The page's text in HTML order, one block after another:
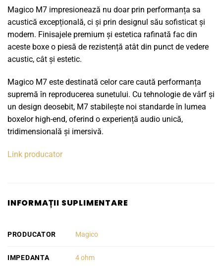
Magico M7 impresionează nu doar prin performanța sa
acustică excepțională, ci și prin designul său sofisticat și
modern. Finisajele premium și estetica rafinată fac din
aceste boxe o piesă de rezistență atât din punct de vedere
acustic, cât și estetic.
Magico M7 este destinată celor care caută performanța
supremă în reproducerea sunetului. Cu tehnologie de vârf și
un design deosebit, M7 stabilește noi standarde în lumea
boxelor high-end, oferind o experiență audio unică,
tridimensională și imersivă.
Link producator
INFORMAȚII SUPLIMENTARE
PRODUCATOR Magico
IMPEDANTA 4 ohm